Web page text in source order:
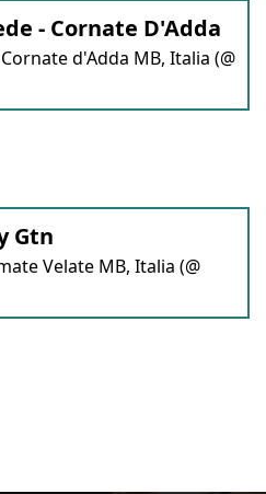
- Cornate D'Adda
d'Adda MB, Italia (@
Gtn
Velate MB, Italia (@